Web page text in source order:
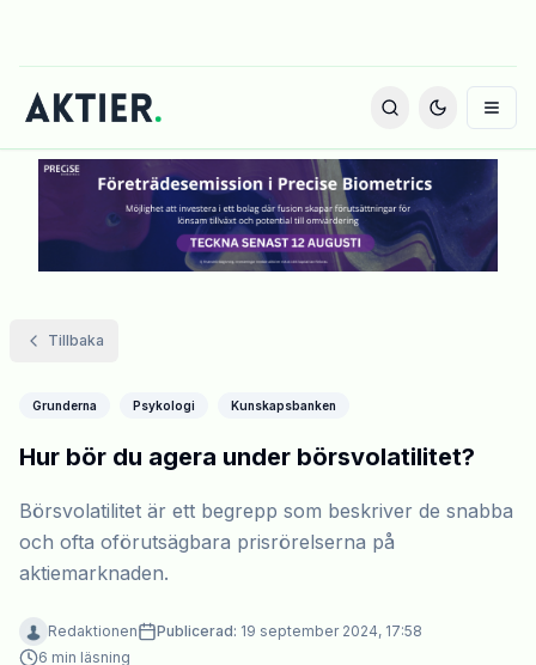
Tillbaka
Grunderna Psykologi Kunskapsbanken
Hur bör du agera under börsvolatilitet?
Börsvolatilitet är ett begrepp som beskriver de snabba
och ofta oförutsägbara prisrörelserna på
aktiemarknaden.
Redaktionen Publicerad: 19 september 2024, 17:58
6 min läsning